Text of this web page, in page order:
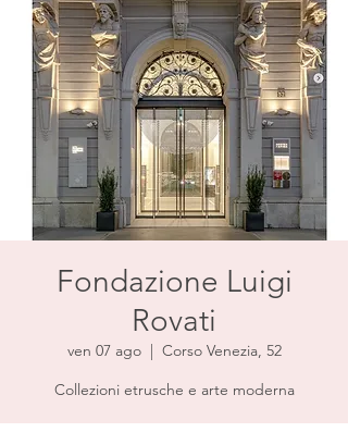
Fondazione Luigi
Rovati
ven 07 ago
  |
Corso Venezia, 52
Collezioni etrusche e arte moderna